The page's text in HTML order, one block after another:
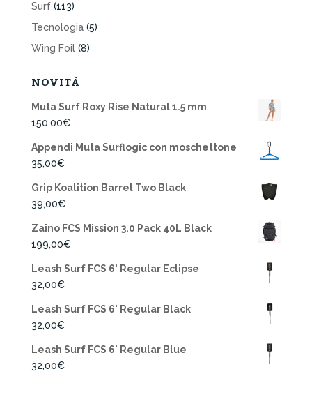
Surf (113)
Tecnologia (5)
Wing Foil (8)
NOVITÀ
Muta Surf Roxy Rise Natural 1.5 mm
150,00€
Appendi Muta Surflogic con moschettone
35,00€
Grip Koalition Barrel Two Black
39,00€
Zaino FCS Mission 3.0 Pack 40L Black
199,00€
Leash Surf FCS 6' Regular Eclipse
32,00€
Leash Surf FCS 6' Regular Black
32,00€
Leash Surf FCS 6' Regular Blue
32,00€